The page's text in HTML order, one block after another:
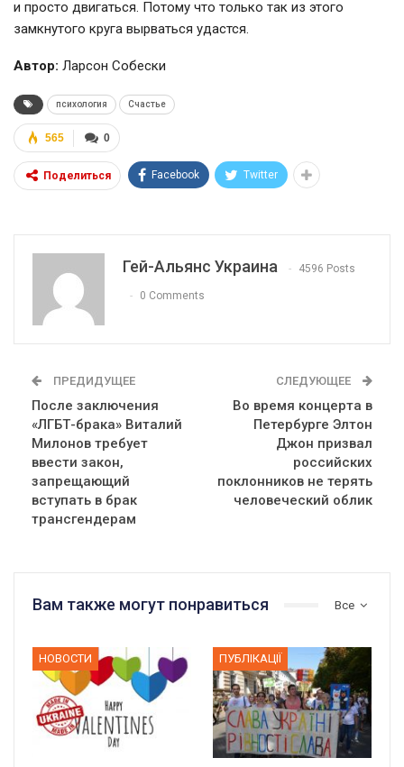
и просто двигаться. Потому что только так из этого
замкнутого круга вырваться удастся.
Автор: Ларсон Собески
психология Счастье
0
565
Поделиться Facebook Twitter
Гей-Альянс Украина 4596 Posts
0 Comments
ПРЕДИДУЩЕЕ
После заключения
«ЛГБТ-брака» Виталий
Милонов требует
ввести закон,
запрещающий
вступать в брак
трансгендерам
СЛЕДУЮЩЕЕ
Во время концерта в
Петербурге Элтон
Джон призвал
российских
поклонников не терять
человеческий облик
Все
Вам также могут понравиться
НОВОСТИ ПУБЛІКАЦІЇ